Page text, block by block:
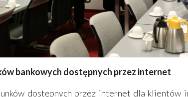
bankowych dostępnych przez internet
dostępnych przez internet dla klientów